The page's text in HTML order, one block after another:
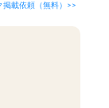
掲載依頼（無料）>>